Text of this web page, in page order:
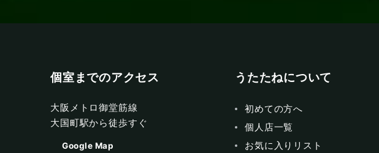
個室までのアクセス
大阪メトロ御堂筋線
大国町駅から徒歩すぐ
Google Map
うたたねについて
初めての方へ
個人店一覧
お気に入りリスト